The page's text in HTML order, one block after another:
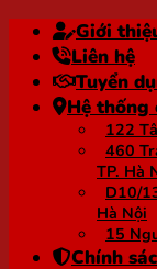
qua
nội
dung
Giới
Liên hệ
Tuyển
Hệ thống
122
460
TP. Hà
D10/
Hà Nội
15
Chính